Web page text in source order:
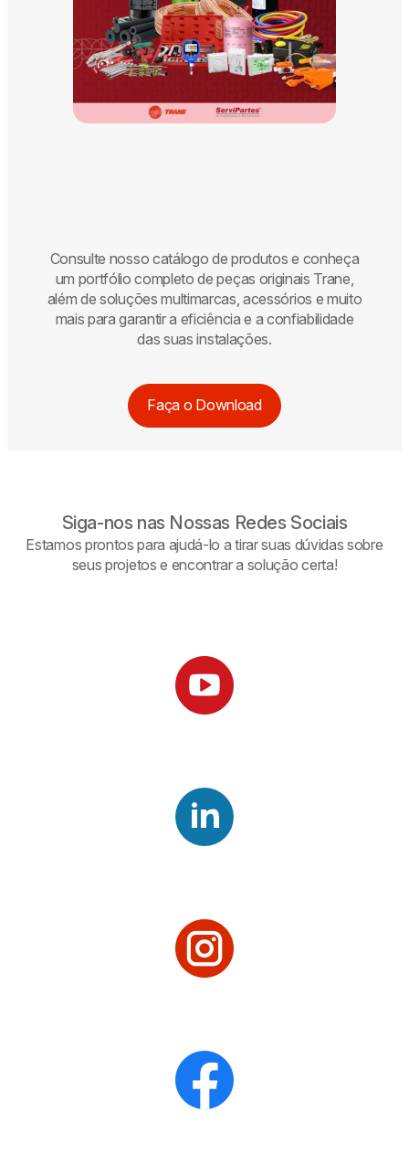
Consulte nosso catálogo de produtos e conheça
um portfólio completo de peças originais Trane,
além de soluções multimarcas, acessórios e muito
mais para garantir a eficiência e a confiabilidade
das suas instalações.
Faça o Download
Siga-nos nas Nossas Redes Sociais
Estamos prontos para ajudá-lo a tirar suas dúvidas sobre
seus projetos e encontrar a solução certa!